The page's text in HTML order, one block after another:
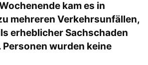
kam es in
mehreren Verkehrsunfällen,
erheblicher Sachschaden
wurden keine